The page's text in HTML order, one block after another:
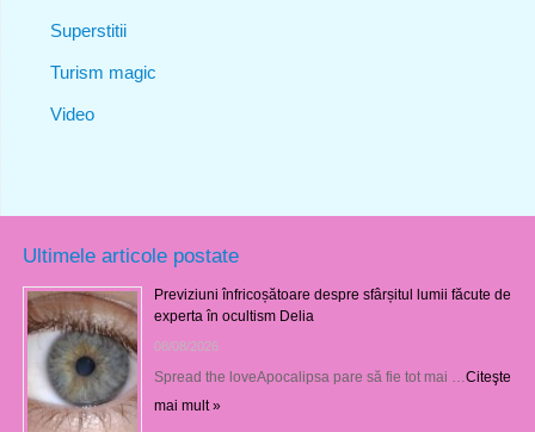
Superstitii
Turism magic
Video
Ultimele articole postate
Previziuni înfricoșătoare despre sfârșitul lumii făcute de
experta în ocultism Delia
08/08/2026
Spread the loveApocalipsa pare să fie tot mai … Citeşte
mai mult »